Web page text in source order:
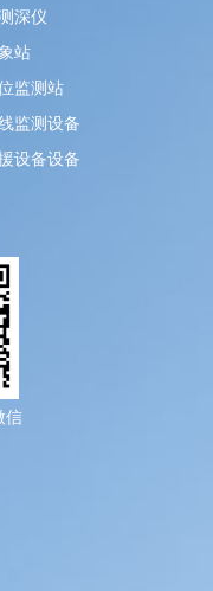
深仪
站
监测站
监测设备
设备设备
信